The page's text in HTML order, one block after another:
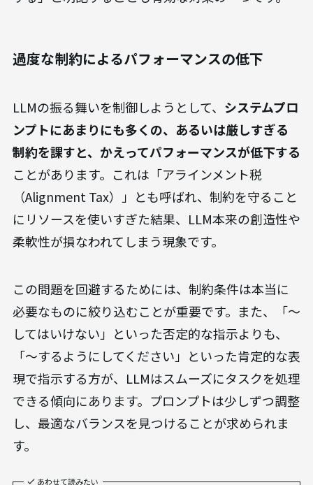
過度な制約によるパフォーマンスの低下
LLMの振る舞いを制御しようとして、 システムプロ
ンプトにあまりにも多くの、あるいは厳しすぎる
制約を課すと、かえってパフォーマンスが低下する
ことがあります。これは「アラインメント税
（Alignment Tax）」とも呼ばれ、制約を守ること
にリソースを使いすぎた結果、LLM本来の創造性や
柔軟性が損なわれてしまう現象です。
この問題を回避するためには、制約条件は本当に
必要なものに絞り込むことが重要です。また、「〜
してはいけない」といった否定的な指示よりも、
「〜するようにしてください」といった肯定的な表
現で指示する方が、LLMはスムーズにタスクを処理
できる傾向にあります。プロンプトは少しずつ調整
し、最適なバランスを見つけることが求められま
す。
あわせて読みたい